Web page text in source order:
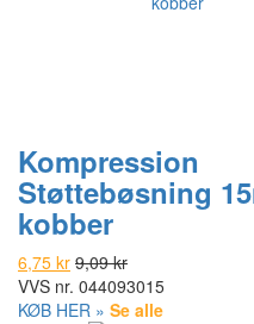
Kompression
Støttebøsning
kobber
6,75 kr 9,09 kr
VVS nr. 044093015
KØB HER » Se alle